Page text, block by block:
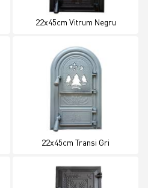
22x45cm Vitrum Negru
22x45cm Transi Gri